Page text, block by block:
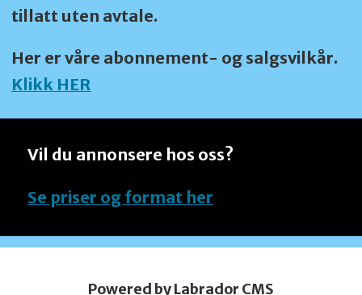
tillatt uten avtale.
Her er våre abonnement- og salgsvilkår.
Klikk HER
Vil du annonsere hos oss?
Se priser og format her
Powered by Labrador CMS